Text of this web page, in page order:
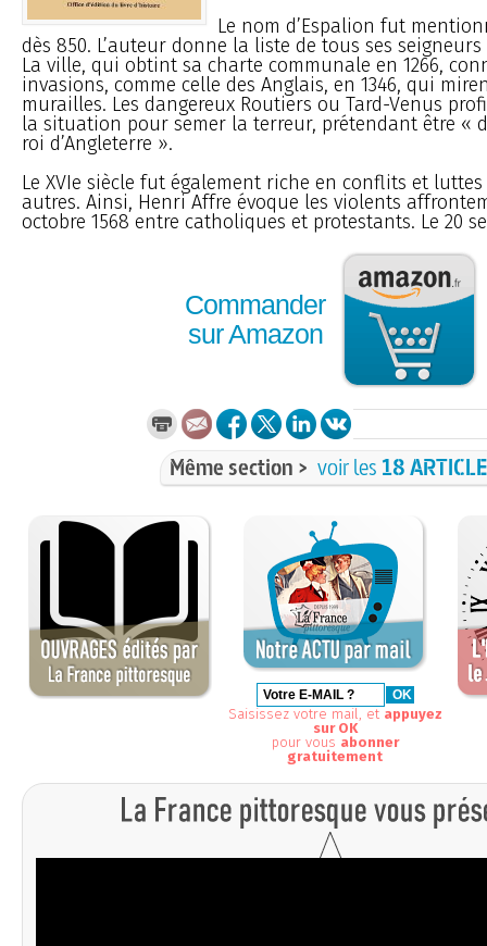
Le nom d’Espalion fut
dès 850. L’auteur donne la liste de tous ses seigneurs
La ville, qui obtint sa charte communale en 1266,
invasions, comme celle des Anglais, en 1346, qui
murailles. Les dangereux Routiers ou Tard-Venus
la situation pour semer la terreur, prétendant être «
roi d’Angleterre ».
Le XVIe siècle fut également riche en conflits et
autres. Ainsi, Henri Affre évoque les violents
octobre 1568 entre catholiques et protestants. Le 20
Commander
sur Amazon
Même section > voir les 18
Saisissez votre mail, et appuyez
sur OK
pour vous abonner
gratuitement